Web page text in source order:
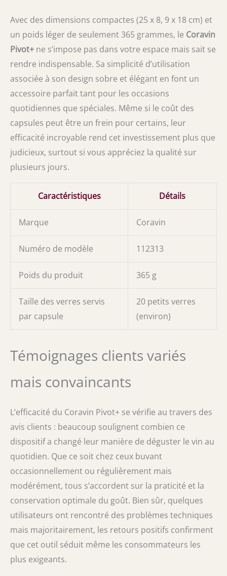
Avec des dimensions compactes (25 x 8, 9 x 18 cm) et
un poids léger de seulement 365 grammes, le Coravin
Pivot+ ne s’impose pas dans votre espace mais sait se
rendre indispensable. Sa simplicité d’utilisation
associée à son design sobre et élégant en font un
accessoire parfait tant pour les occasions
quotidiennes que spéciales. Même si le coût des
capsules peut être un frein pour certains, leur
efficacité incroyable rend cet investissement plus que
judicieux, surtout si vous appréciez la qualité sur
plusieurs jours.
Caractéristiques Détails
Marque Coravin
Numéro de modèle 112313
Poids du produit 365 g
Taille des verres servis
par capsule
20 petits verres
(environ)
Témoignages clients variés
mais convaincants
L’efficacité du Coravin Pivot+ se vérifie au travers des
avis clients : beaucoup soulignent combien ce
dispositif a changé leur manière de déguster le vin au
quotidien. Que ce soit chez ceux buvant
occasionnellement ou régulièrement mais
modérément, tous s’accordent sur la praticité et la
conservation optimale du goût. Bien sûr, quelques
utilisateurs ont rencontré des problèmes techniques
mais majoritairement, les retours positifs confirment
que cet outil séduit même les consommateurs les
plus exigeants.